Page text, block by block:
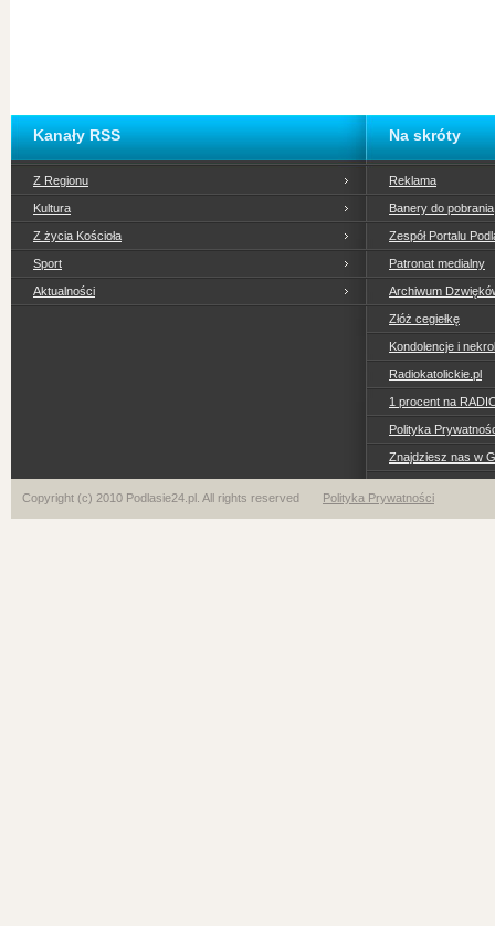
Kanały RSS
Z Regionu
Kultura
Z życia Kościoła
Sport
Aktualności
Na skróty
Reklama
Banery do pobrania
Zespół Portalu
Patronat medialny
Archiwum
Złóż cegiełkę
Kondolencje i
Radiokatolickie.pl
1 procent na
Polityka
Znajdziesz nas w
Copyright (c) 2010 Podlasie24.pl. All rights reserved Polityka Prywatności